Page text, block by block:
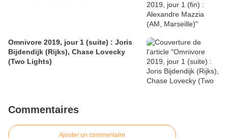
Omnivore 2019, jour 1 (suite) : Joris
Bijdendijk (Rijks), Chase Lovecky
(Two Lights)
Commentaires
Ajouter un commentaire